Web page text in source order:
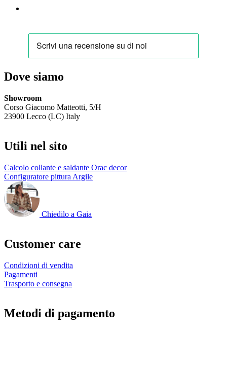
Dove siamo
Showroom
Corso Giacomo Matteotti, 5/H
23900 Lecco (LC) Italy
Utili nel sito
Calcolo collante e saldante Orac decor
Configuratore pittura Argile
Chiedilo a Gaia
Customer care
Condizioni di vendita
Pagamenti
Trasporto e consegna
Metodi di pagamento